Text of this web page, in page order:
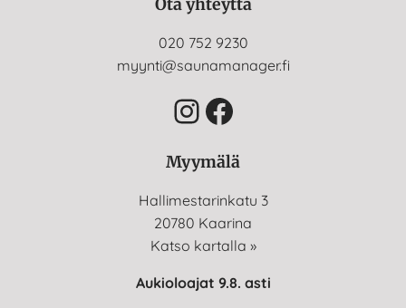
Ota yhteyttä
020 752 9230
myynti@saunamanager.fi
Instagram
Facebook
Myymälä
Hallimestarinkatu 3
20780 Kaarina
Katso kartalla »
Aukioloajat 9.8. asti